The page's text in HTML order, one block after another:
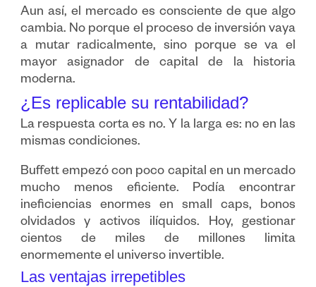
Aun así, el mercado es consciente de que algo
cambia. No porque el proceso de inversión vaya
a mutar radicalmente, sino porque se va el
mayor asignador de capital de la historia
moderna.
¿Es replicable su rentabilidad?
La respuesta corta es no. Y la larga es: no en las
mismas condiciones.
Buffett empezó con poco capital en un mercado
mucho menos eficiente. Podía encontrar
ineficiencias enormes en small caps, bonos
olvidados y activos ilíquidos. Hoy, gestionar
cientos de miles de millones limita
enormemente el universo invertible.
Las ventajas irrepetibles